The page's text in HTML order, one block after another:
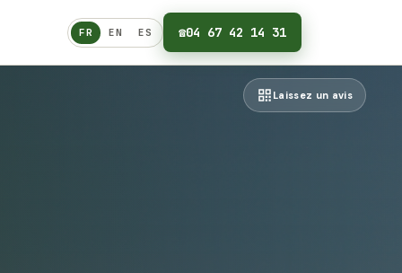
Français
FR EN ES ☎04 67 42 14 31
Laissez un avis